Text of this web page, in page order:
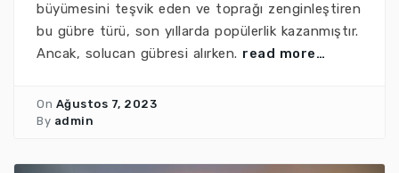
büyümesini teşvik eden ve toprağı zenginleştiren
bu gübre türü, son yıllarda popülerlik kazanmıştır.
Ancak, solucan gübresi alırken. read more…
On Ağustos 7, 2023
By admin